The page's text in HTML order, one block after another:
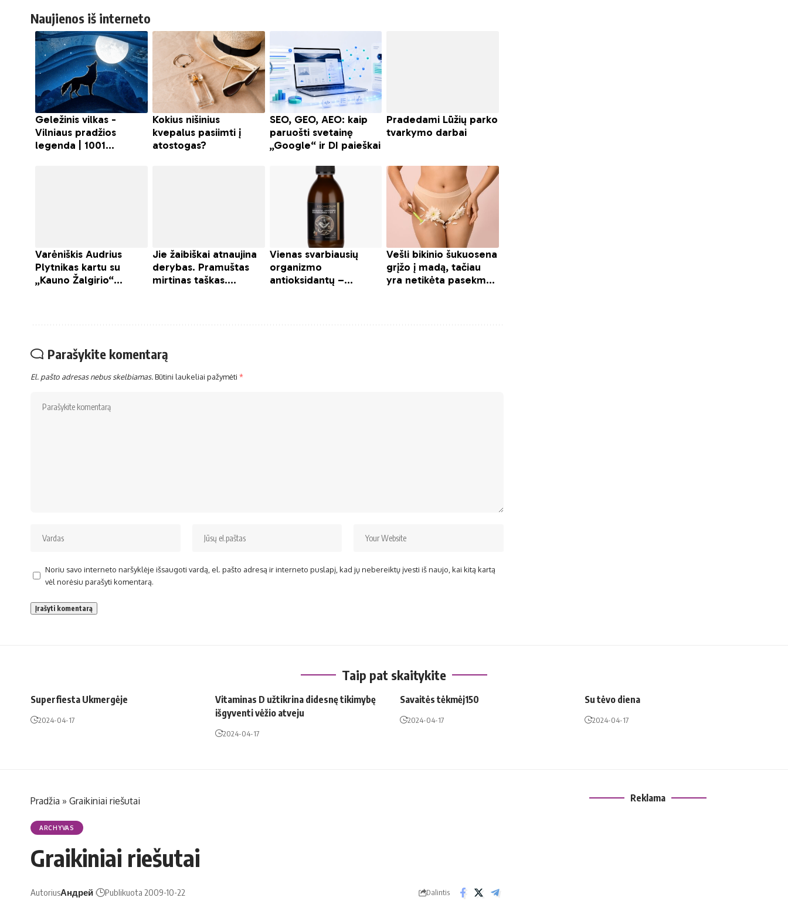
Naujienos iš interneto
Parašykite komentarą
El. pašto adresas nebus skelbiamas.Būtini laukeliai pažymėti *
Noriu savo interneto naršyklėje išsaugoti vardą, el. pašto adresą ir interneto puslapį, kad jų nebereiktų įvesti iš naujo, kai kitą kartą
vėl norėsiu parašyti komentarą.
Taip pat skaitykite
Superfiesta Ukmergėje
2024-04-17
Vitaminas D užtikrina didesnę tikimybę
išgyventi vėžio atveju
2024-04-17
Savaitės tėkmėj150
2024-04-17
Su tėvo diena
2024-04-17
Pradžia » Grai­ki­niai rie­šu­tai
ARCHYVAS
Grai­ki­niai rie­šu­tai
AutoriusАндрей Publikuota 2009-10-22 Dalintis
Reklama